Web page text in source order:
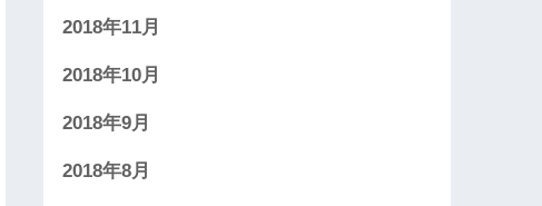
2018年11月
2018年10月
2018年9月
2018年8月